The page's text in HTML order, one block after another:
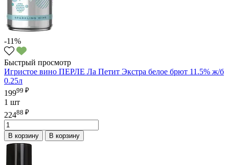
-11%
Быстрый просмотр
Игристое вино ПЕРЛЕ Ла Петит Экстра белое брют 11.5% ж/б
0.25л
19999 ₽
1 шт
22488 ₽
В корзину В корзину